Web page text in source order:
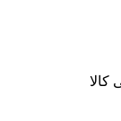
کالا